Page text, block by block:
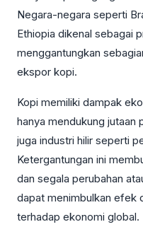
Negara-negara seperti
Ethiopia dikenal sebagai
menggantungkan
ekspor kopi.
Kopi memiliki dampak
hanya mendukung jutaan
juga industri hilir seperti
Ketergantungan ini
dan segala perubahan
dapat menimbulkan efek
terhadap ekonomi global.